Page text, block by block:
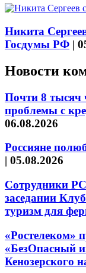
Никита
Госдумы РФ |
Новости
Почти 8 тысяч
проблемы с
06.08.2026
Россияне
| 05.08.2026
Сотрудники
заседании
туризм для
«Ростелеком»
«БезОпасный
Кенозерского